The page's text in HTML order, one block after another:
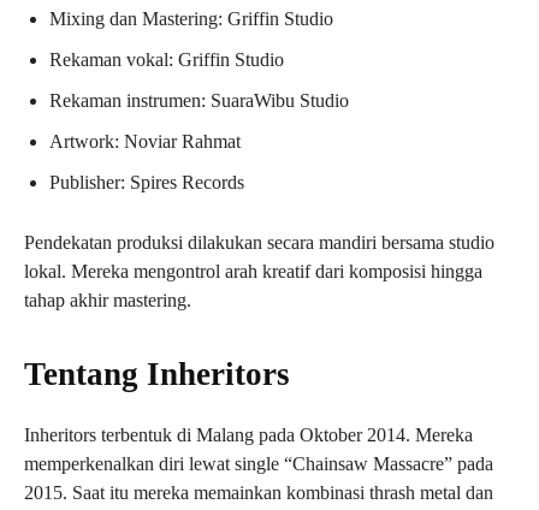
Mixing dan Mastering: Griffin Studio
Rekaman vokal: Griffin Studio
Rekaman instrumen: SuaraWibu Studio
Artwork: Noviar Rahmat
Publisher: Spires Records
Pendekatan produksi dilakukan secara mandiri bersama studio
lokal. Mereka mengontrol arah kreatif dari komposisi hingga
tahap akhir mastering.
Tentang Inheritors
Inheritors terbentuk di Malang pada Oktober 2014. Mereka
memperkenalkan diri lewat single “Chainsaw Massacre” pada
2015. Saat itu mereka memainkan kombinasi thrash metal dan